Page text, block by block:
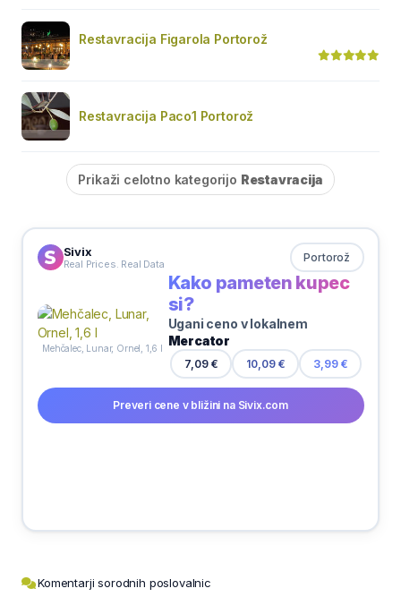
Restavracija Figarola Portorož
Restavracija Paco1 Portorož
Prikaži celotno kategorijo Restavracija
Sivix
Real Prices. Real Data Portorož
Mehčalec, Lunar, Ornel, 1,6 l
Kako pameten kupec
si?
Ugani ceno v lokalnem
Mercator
7,09 € 10,09 € 3,99 €
Preveri cene v bližini na Sivix.com
Komentarji sorodnih poslovalnic